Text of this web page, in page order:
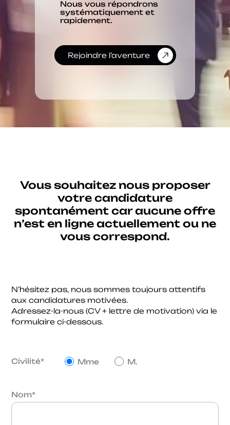
Nous vous répondrons
systématiquement et
rapidement.
Rejoindre l’aventure
Vous souhaitez nous proposer
votre candidature
spontanément car aucune offre
n’est en ligne actuellement ou ne
vous correspond.
N’hésitez pas, nous sommes toujours attentifs
aux candidatures motivées.
Adressez-la-nous (CV + lettre de motivation) via le
formulaire ci-dessous.
Civilité* Mme M.
Nom*